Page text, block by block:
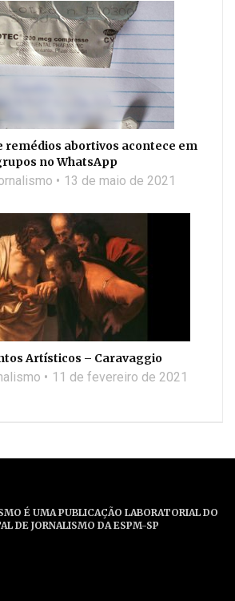
remédios abortivos acontece em
no WhatsApp
13 de maio de 2021
Artísticos – Caravaggio
11 de fevereiro de 2021
É UMA PUBLICAÇÃO LABORATORIAL DO
DE JORNALISMO DA ESPM-SP